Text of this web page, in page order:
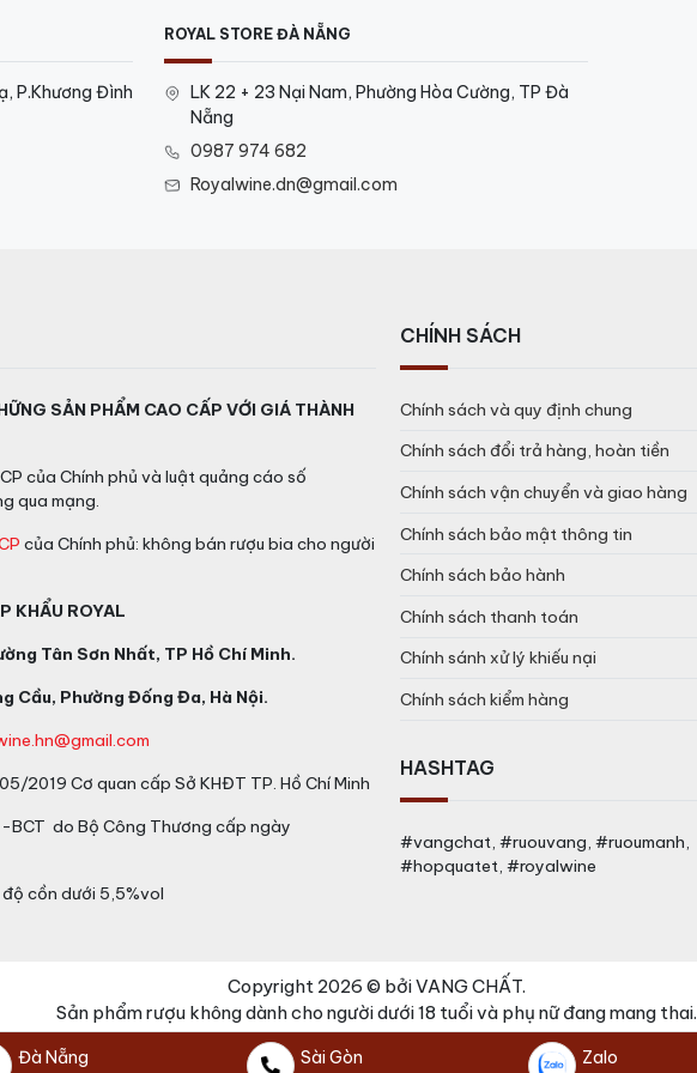
P.Khương Đình
ROYAL STORE ĐÀ NẴNG
LK 22 + 23 Nại Nam, Phường Hòa Cường, TP Đà
Nẵng
0987 974 682
Royalwine.dn@gmail.com
SẢN PHẨM CAO CẤP VỚI GIÁ THÀNH
của Chính phủ và luật quảng cáo số
qua mạng.
của Chính phủ: không bán rượu bia cho người
KHẨU ROYAL
Tân Sơn Nhất, TP Hồ Chí Minh.
Cầu, Phường Đống Đa, Hà Nội.
2019 Cơ quan cấp Sở KHĐT TP. Hồ Chí Minh
BCT do Bộ Công Thương cấp ngày
cồn dưới 5,5%vol
CHÍNH SÁCH
Chính sách và quy định chung
Chính sách đổi trả hàng, hoàn tiền
Chính sách vận chuyển và giao hàng
Chính sách bảo mật thông tin
Chính sách bảo hành
Chính sách thanh toán
Chính sánh xử lý khiếu nại
Chính sách kiểm hàng
HASHTAG
#vangchat, #ruouvang, #ruoumanh,
#hopquatet, #royalwine
Copyright 2026 © bởi VANG CHẤT.
Sản phẩm rượu không dành cho người dưới 18 tuổi và phụ nữ đang mang thai.
Đà Nẵng Sài Gòn Zalo